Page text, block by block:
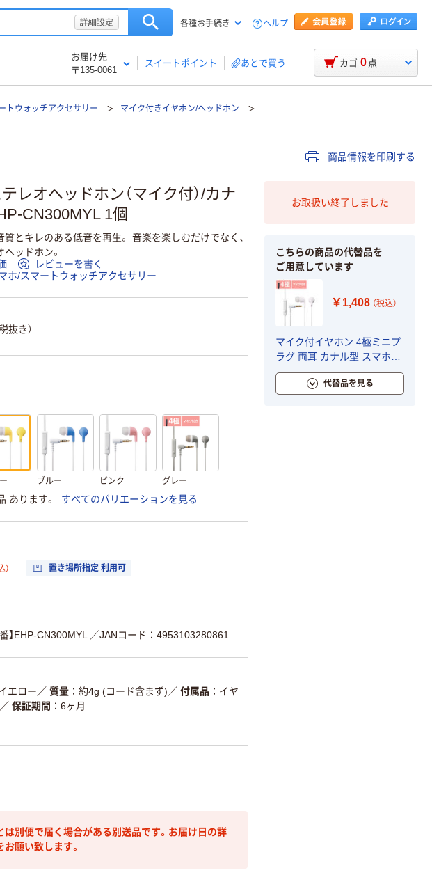
詳細設定 各種お手続き ヘルプ
お届け先
〒135-0061
スイートポイント あとで買う カゴ 0 点
トウォッチアクセサリー
マイク付きイヤホン/ヘッドホン
商品情報を印刷する
オヘッドホン（マイク付）/カナ
CN300MYL 1個
とキレのある低音を再生。 音楽を楽しむだけでなく、
ッドホン。
レビューを書く
ホ/スマートウォッチアクセサリー
抜き）
ブルー ピンク グレー
あります。
すべてのバリエーションを見る
） 置き場所指定 利用可
】EHP-CN300MYL ／JANコード：4953103280861
エロー ／ 質量 約4g (コード含まず) ／ 付属品
イヤ
／ 保証期間
6ヶ月
は別便で届く場合がある別送品です。お届け日の詳
願い致します。
お取扱い終了しました
こちらの商品の代替品を
ご用意しています
￥1,408 （税込）
マイク付イヤホン 4極ミニプ
ラグ 両耳 カナル型 スマホ用
ステレオヘッドホン ホワイ
ト EHP-CN300MWH エレコ
代替品を見る